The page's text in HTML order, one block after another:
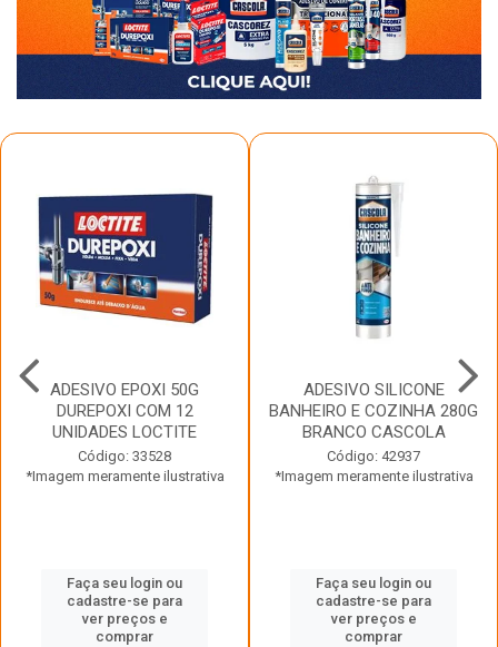
ADESIVO EPOXI 50G
DUREPOXI COM 12
UNIDADES LOCTITE
Código: 33528
*Imagem meramente ilustrativa
Faça seu login ou
cadastre-se para
ver preços e
comprar
ADESIVO SILICONE
BANHEIRO E COZINHA 280G
BRANCO CASCOLA
Código: 42937
*Imagem meramente ilustrativa
Faça seu login ou
cadastre-se para
ver preços e
comprar